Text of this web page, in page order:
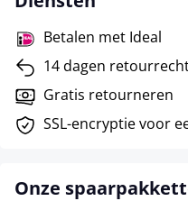
Betalen met Ideal
14 dagen
Gratis retourneren
SSL-encryptie voor
Onze